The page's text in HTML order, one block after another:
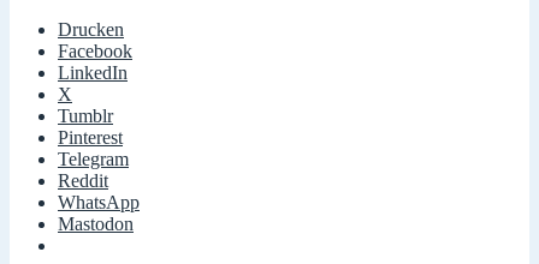
Drucken
Facebook
LinkedIn
X
Tumblr
Pinterest
Telegram
Reddit
WhatsApp
Mastodon